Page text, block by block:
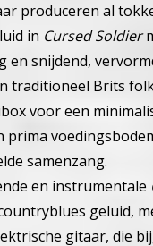
produceren al
in Cursed Soldier
en snijdend,
traditioneel Brits
voor een
prima
samenzang.
en instrumentale
geluid,
gitaar, die